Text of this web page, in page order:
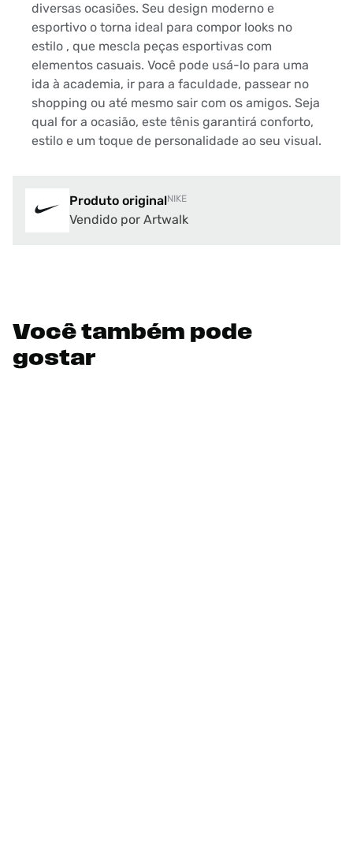
diversas ocasiões. Seu design moderno e
esportivo o torna ideal para compor looks no
estilo , que mescla peças esportivas com
elementos casuais. Você pode usá-lo para uma
ida à academia, ir para a faculdade, passear no
shopping ou até mesmo sair com os amigos. Seja
qual for a ocasião, este tênis garantirá conforto,
estilo e um toque de personalidade ao seu visual.
Produto originalNIKE
Vendido por Artwalk
Você também pode
gostar